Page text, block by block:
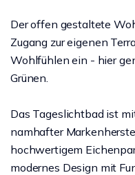
Der offen gestaltete
Zugang zur eigenen
Wohlfühlen ein - hier
Grünen.
Das Tageslichtbad ist
namhafter
hochwertigem
modernes Design mit